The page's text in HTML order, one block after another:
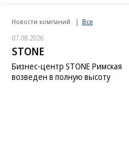
Новости компаний Все
07.08.2026
STONE
Бизнес-центр STONE Римская
возведен в полную высоту